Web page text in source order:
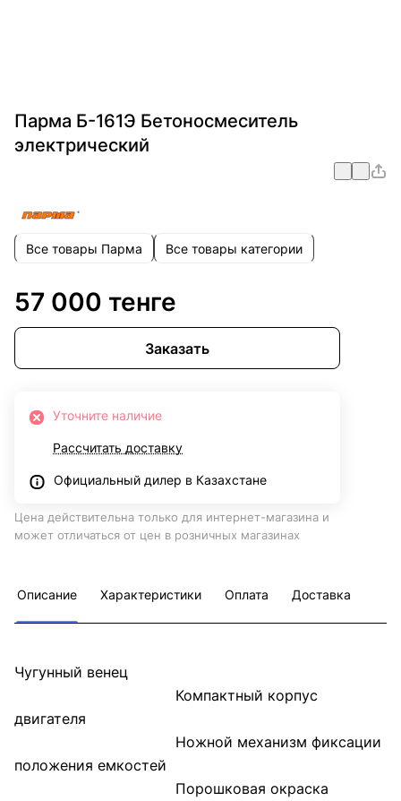
Парма Б-161Э Бетоносмеситель
электрический
Все товары Парма Все товары категории
57 000 тенге
Заказать
Уточните наличие
Рассчитать доставку
Официальный дилер в Казахстане
Цена действительна только для интернет-магазина и
может отличаться от цен в розничных магазинах
Описание Характеристики Оплата Доставка
Чугунный венец
Компактный корпус
двигателя
Ножной механизм фиксации
положения емкостей
Порошковая окраска